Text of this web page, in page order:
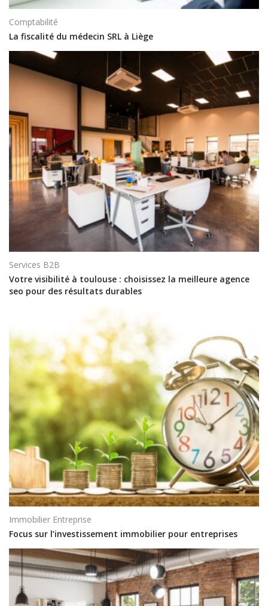
Comptabilité
La fiscalité du médecin SRL à Liège
Services B2B
Votre visibilité à toulouse : choisissez la meilleure agence
seo pour des résultats durables
Immobilier Entreprise
Focus sur l’investissement immobilier pour entreprises